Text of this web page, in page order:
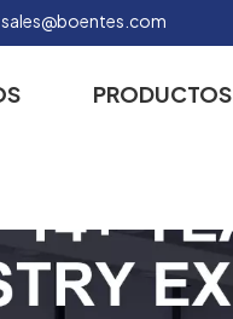
sales@boentes.com
PRODUCTOS